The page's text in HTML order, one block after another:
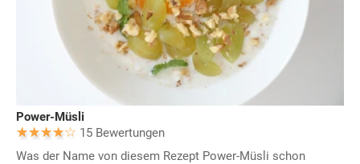
Power-Müsli
15 Bewertungen
Was der Name von diesem Rezept Power-Müsli schon